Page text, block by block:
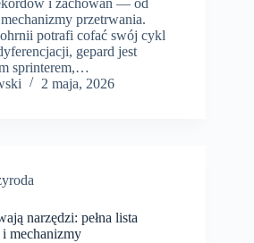
i zachowań — od
przetrwania.
potrafi cofać swój cykl
gepard jest
sprinterem,…
2 maja, 2026
narzędzi: pełna lista
mechanizmy